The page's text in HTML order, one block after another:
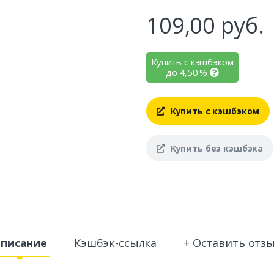
109,00 руб.
Купить с кэшбэком
до 4,50%
Купить с кэшбэком
Купить без кэшбэка
Кэшбэк-ссылка + Оставить